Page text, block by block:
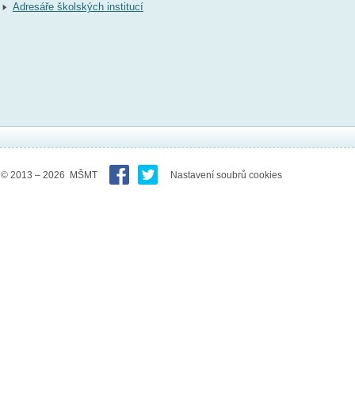
Adresáře školských institucí
© 2013 – 2026 MŠMT Nastavení soubrů cookies